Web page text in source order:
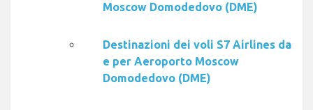
Moscow Domodedovo (DME)
Destinazioni dei voli S7 Airlines da
e per Aeroporto Moscow
Domodedovo (DME)